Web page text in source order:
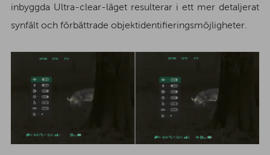
inbyggda Ultra-clear-läget resulterar i ett mer detaljerat
synfält och förbättrade objektidentifieringsmöjligheter.